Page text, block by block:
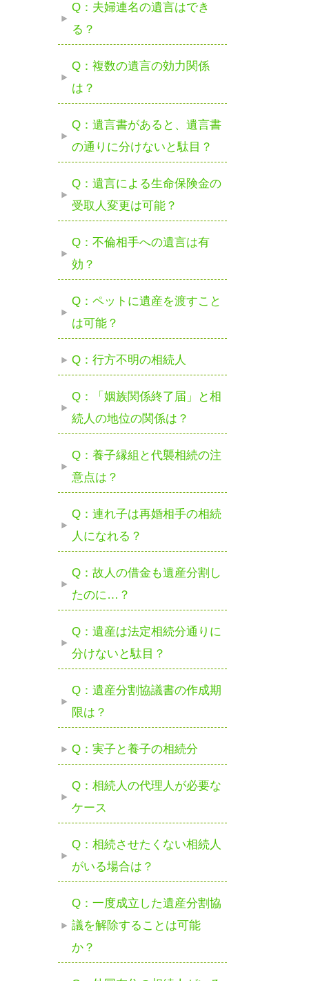
Q：夫婦連名の遺言はでき
る？
Q：複数の遺言の効力関係
は？
Q：遺言書があると、遺言書
の通りに分けないと駄目？
Q：遺言による生命保険金の
受取人変更は可能？
Q：不倫相手への遺言は有
効？
Q：ペットに遺産を渡すこと
は可能？
Q：行方不明の相続人
Q：「姻族関係終了届」と相
続人の地位の関係は？
Q：養子縁組と代襲相続の注
意点は？
Q：連れ子は再婚相手の相続
人になれる？
Q：故人の借金も遺産分割し
たのに…？
Q：遺産は法定相続分通りに
分けないと駄目？
Q：遺産分割協議書の作成期
限は？
Q：実子と養子の相続分
Q：相続人の代理人が必要な
ケース
Q：相続させたくない相続人
がいる場合は？
Q：一度成立した遺産分割協
議を解除することは可能
か？